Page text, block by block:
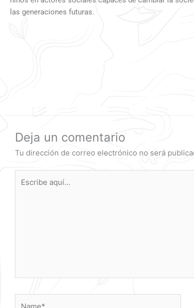
las generaciones futuras.
Deja un comentario
Tu dirección de correo electrónico no será
aquí...